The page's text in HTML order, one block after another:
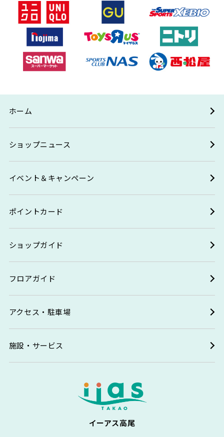
ホーム
ショップニュース
イベント＆キャンペーン
ポイントカード
ショップガイド
フロアガイド
アクセス・駐車場
施設・サービス
イーアス高尾